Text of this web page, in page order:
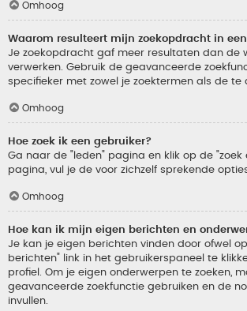
Omhoog
Waarom resulteert mijn zoekopdracht in
Je zoekopdracht gaf meer resultaten dan de
verwerken. Gebruik de geavanceerde
specifieker met zowel je zoektermen als de te
Omhoog
Hoe zoek ik een gebruiker?
Ga naar de "leden" pagina en klik op de "zoek
pagina, vul je de voor zichzelf sprekende
Omhoog
Hoe kan ik mijn eigen berichten en
Je kan je eigen berichten vinden door ofwel
berichten" link in het gebruikerspaneel te
profiel. Om je eigen onderwerpen te zoeken,
geavanceerde zoekfunctie gebruiken en de
invullen.